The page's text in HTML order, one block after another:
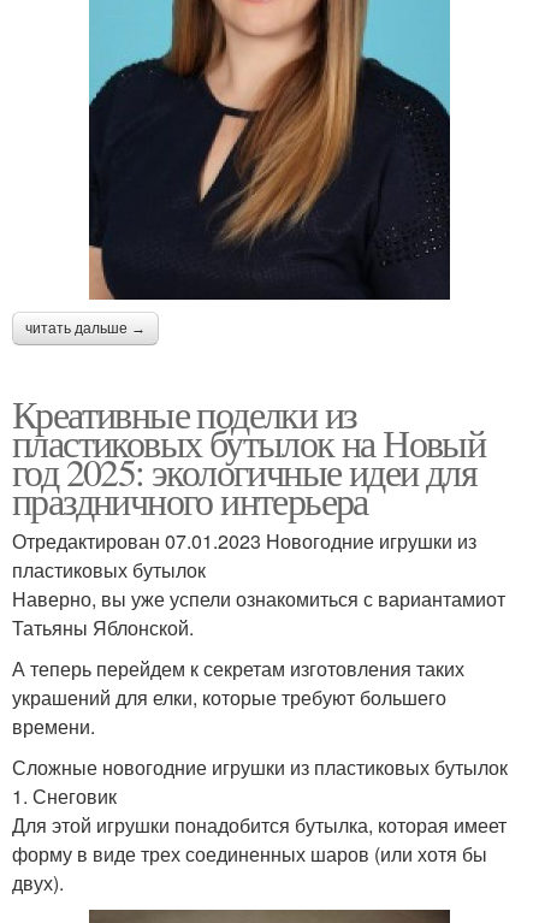
читать дальше →
Креативные поделки из
пластиковых бутылок на Новый
год 2025: экологичные идеи для
праздничного интерьера
Отредактирован 07.01.2023 Новогодние игрушки из
пластиковых бутылок
Наверно, вы уже успели ознакомиться с вариантамиот
Татьяны Яблонской.
А теперь перейдем к секретам изготовления таких
украшений для елки, которые требуют большего
времени.
Сложные новогодние игрушки из пластиковых бутылок
1. Снеговик
Для этой игрушки понадобится бутылка, которая имеет
форму в виде трех соединенных шаров (или хотя бы
двух).